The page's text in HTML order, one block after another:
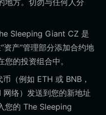
地方。切勿与任何人分
Sleeping Giant CZ 是
资产”管理部分添加合约地
的投资组合中。
（例如 ETH 或 BNB，
络）发送到您的新地址
您的 The Sleeping